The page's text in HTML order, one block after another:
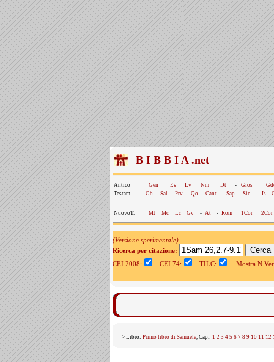
B I B B I A .net
Antico Gen Es Lv Nm Dt - Gios
Testam.
Gb Sal Prv Qo Cant Sap Sir - Is
NuovoT. Mt Mc Lc Gv - At - Rom 1Cor 2Cor
(Versione sperimentale)
Ricerca per citazione:
CEI 2008:
CEI 74: TILC: Mostra
> Libro: Primo libro di Samuele, Cap.: 1 2 3 4 5 6 7 8 9 10 11 12